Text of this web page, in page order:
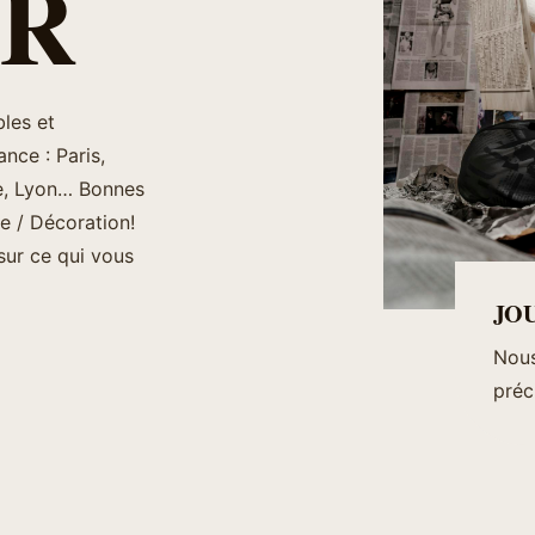
et
: Paris,
Lyon… Bonnes
/ Décoration!
ce qui vous